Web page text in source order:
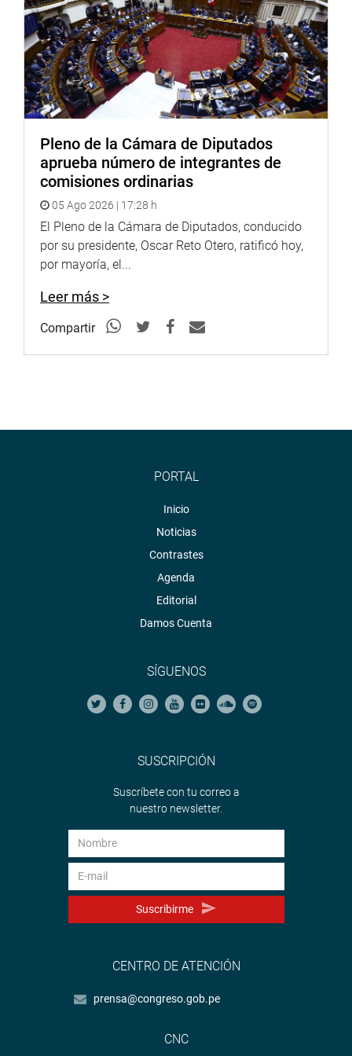
Pleno de la Cámara de Diputados
aprueba número de integrantes de
comisiones ordinarias
05 Ago 2026 | 17:28 h
El Pleno de la Cámara de Diputados, conducido
por su presidente, Oscar Reto Otero, ratificó hoy,
por mayoría, el...
Leer más >
Compartir
PORTAL
Inicio
Noticias
Contrastes
Agenda
Editorial
Damos Cuenta
SÍGUENOS
SUSCRIPCIÓN
Suscríbete con tu correo a
nuestro newsletter.
Suscribirme
CENTRO DE ATENCIÓN
prensa@congreso.gob.pe
CNC